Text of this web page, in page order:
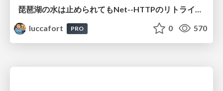
琵琶湖の水は止められてもNet--HTTPのリトライは止められない / You might be able to stop the water flow of Lake Biwa but you can't stop Net::HTTP retries
luccafort
PRO 0 570